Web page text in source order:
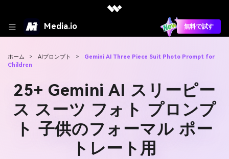
Media.io 無料で試す
ホーム > AIプロンプト >
Gemini AI Three Piece Suit Photo Prompt for
Children
25+ Gemini AI スリーピー
ス スーツ フォト プロンプ
ト 子供のフォーマル ポー
トレート用